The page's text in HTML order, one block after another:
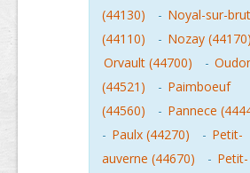
(44130)
- Noyal-sur-
(44110)
- Nozay (44170)
Orvault (44700)
-
(44521)
- Paimboeuf
(44560)
- Pannece
- Paulx (44270) - Petit-
auverne (44670)
- Petit-